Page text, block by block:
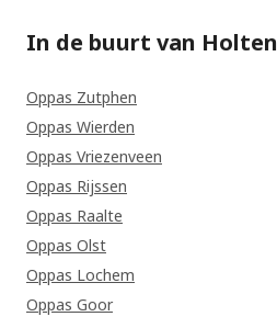
In de buurt van Holten
Oppas Zutphen
Oppas Wierden
Oppas Vriezenveen
Oppas Rijssen
Oppas Raalte
Oppas Olst
Oppas Lochem
Oppas Goor